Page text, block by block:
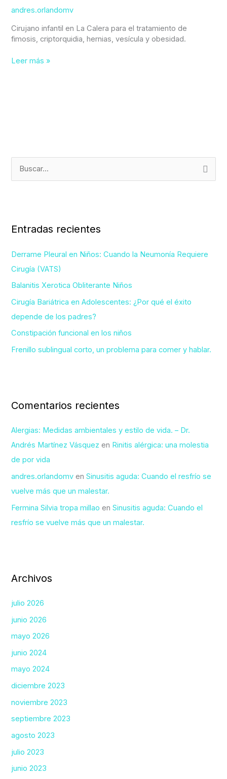
andres.orlandomv
Cirujano infantil en La Calera para el tratamiento de
fimosis, criptorquidia, hernias, vesícula y obesidad.
Petorca
Leer más »
a
p
o
r
:
Entradas recientes
Derrame Pleural en Niños: Cuando la Neumonía Requiere
Cirugía (VATS)
Balanitis Xerotica Obliterante Niños
Cirugía Bariátrica en Adolescentes: ¿Por qué el éxito
depende de los padres?
Constipación funcional en los niños
Frenillo sublingual corto, un problema para comer y hablar.
Comentarios recientes
Alergias: Medidas ambientales y estilo de vida. – Dr.
Andrés Martínez Vásquez en Rinitis alérgica: una molestia
de por vida
andres.orlandomv enSinusitis aguda: Cuando el resfrío se
vuelve más que un malestar.
Fermina Silvia tropa millao enSinusitis aguda: Cuando el
resfrío se vuelve más que un malestar.
Archivos
julio 2026
junio 2026
mayo 2026
junio 2024
mayo 2024
diciembre 2023
noviembre 2023
septiembre 2023
agosto 2023
julio 2023
junio 2023